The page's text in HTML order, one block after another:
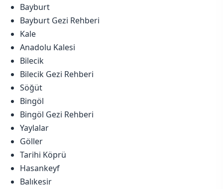
Bayburt
Bayburt Gezi Rehberi
Kale
Anadolu Kalesi
Bilecik
Bilecik Gezi Rehberi
Söğüt
Bingöl
Bingöl Gezi Rehberi
Yaylalar
Göller
Tarihi Köprü
Hasankeyf
Balıkesir